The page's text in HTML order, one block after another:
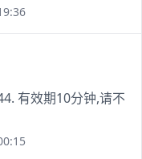
有效期10分钟,请不